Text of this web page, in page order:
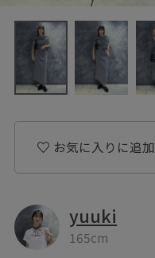
お気に入りに追加
yuuki
165cm